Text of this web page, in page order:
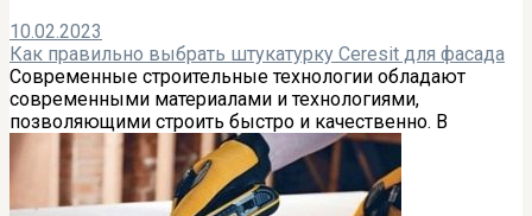
10.02.2023
Как правильно выбрать штукатурку Ceresit для фасада
Современные строительные технологии обладают
современными материалами и технологиями,
позволяющими строить быстро и качественно. В